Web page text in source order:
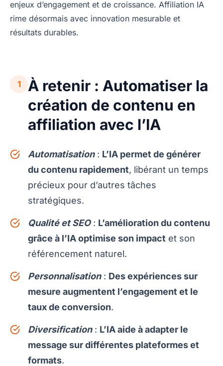
enjeux d’engagement et de croissance. Affiliation IA
rime désormais avec innovation mesurable et
résultats durables.
1
À retenir : Automatiser la
création de contenu en
affiliation avec l’IA
Automatisation: L’IA permet de générer
du contenu rapidement, libérant un temps
précieux pour d’autres tâches
stratégiques.
Qualité et SEO: L’amélioration du contenu
grâce à l’IA optimise son impact et son
référencement naturel.
Personnalisation: Des expériences sur
mesure augmentent l’engagement et le
taux de conversion.
Diversification: L’IA aide à adapter le
message sur différentes plateformes et
formats.